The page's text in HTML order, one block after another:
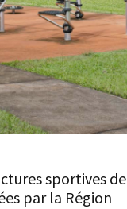
sportives de
par la Région